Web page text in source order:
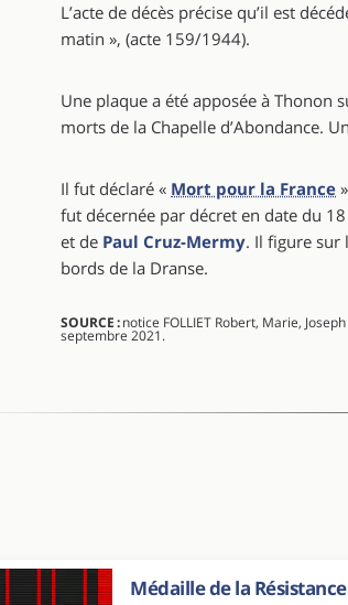
L’acte de décès précise qu’il est
matin », (acte 159/1944).
Une plaque a été apposée à Thonon
morts de la Chapelle d’Abondance.
Il fut déclaré « Mort pour la France
fut décernée par décret en date du
et de Paul Cruz-Mermy. Il figure sur
bords de la Dranse.
SOURCE :notice FOLLIET Robert, Marie,
septembre 2021.
Médaille de la Résistance